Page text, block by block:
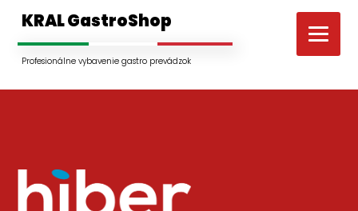
KRAL GastroShop
Profesionálne vybavenie gastro prevádzok